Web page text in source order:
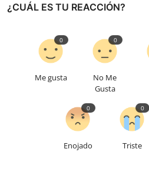
¿CUÁL ES TU REACCIÓN?
Me gusta
0
No Me
Gusta
0
Enojado
0
Triste
0